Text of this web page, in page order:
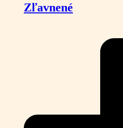
Zľavnené